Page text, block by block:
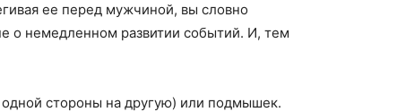
ее перед мужчиной, вы словно
о немедленном развитии событий. И, тем
стороны на другую) или подмышек.